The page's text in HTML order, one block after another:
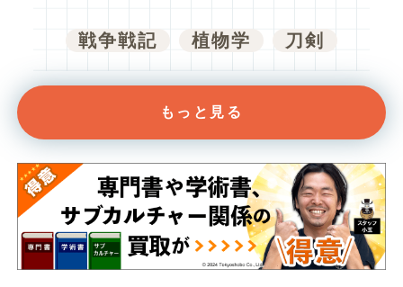
戦争戦記 植物学 刀剣
もっと見る